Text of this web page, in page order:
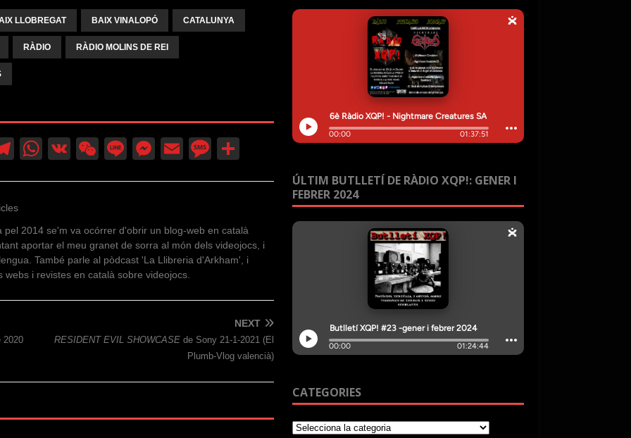
incrementar
o
LLOBREGAT BAIX VINALOPÓ CATALUNYA
RÀDIO RÀDIO MOLINS DE REI
T
gr
a
m
W
A
p
p
V
W
at
Li
M
n
g
er
E
M
g
e
ar
te
pel 2014 se'm va ocórrer d'obrir un blog-web en català
aportar el meu granet de sorra al món dels videojocs, i
També parle al pòdcast 'La Llibreria d'Arkham', i
i revistes en català sobre videojocs.
2020
NEXT
RESIDENT EVIL SHOWCASEde Sony 21-1-2021 (El
Plumb-Vlog valencià)
ÚLTIM BUTLLETÍ DE RÀDIO XQP!: GENER I
FEBRER 2024
CATEGORIES